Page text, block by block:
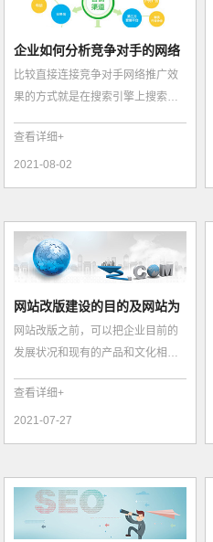
企业如何分析竞争对手的网络
推广效果
比较直接连接竞争对手网络推广效
果的方式就是在搜索引擎上搜索相
有哪些内容...
查看详细+
2021-08-02
网站改版建设的目的及网站为
什么要改版
网站改版之前，可以把企业目前的
发展状况和现有的产品和文化相结
象。让企...
查看详细+
2021-07-27